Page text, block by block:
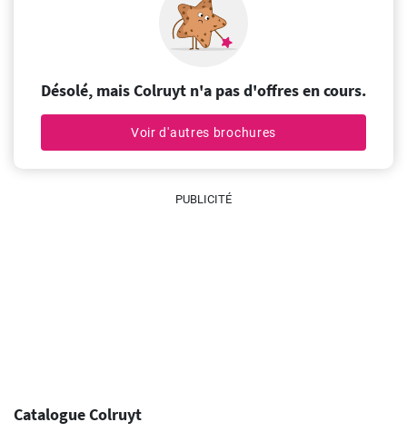
Désolé, mais Colruyt n'a pas d'offres en cours.
Voir d'autres brochures
PUBLICITÉ
Catalogue Colruyt